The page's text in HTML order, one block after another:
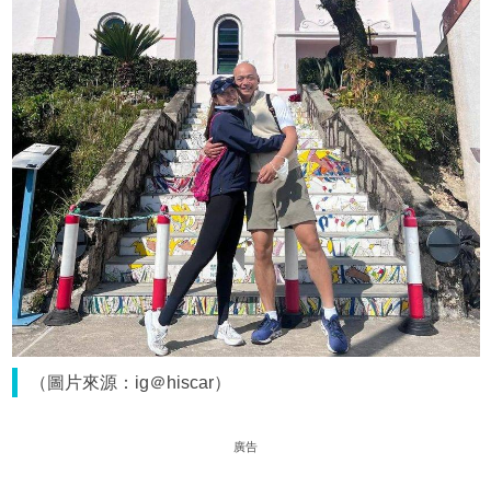
（圖片來源：ig＠hiscar）
廣告